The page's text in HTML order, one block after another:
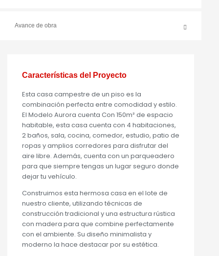
Avance de obra
Características del Proyecto
Esta casa campestre de un piso es la
combinación perfecta entre comodidad y estilo.
El Modelo Aurora cuenta Con 150m² de espacio
habitable, esta casa cuenta con 4 habitaciones,
2 baños, sala, cocina, comedor, estudio, patio de
ropas y amplios corredores para disfrutar del
aire libre. Además, cuenta con un parqueadero
para que siempre tengas un lugar seguro donde
dejar tu vehículo.
Construimos esta hermosa casa en el lote de
nuestro cliente, utilizando técnicas de
construcción tradicional y una estructura rústica
con madera para que combine perfectamente
con el ambiente. Su diseño minimalista y
moderno la hace destacar por su estética.